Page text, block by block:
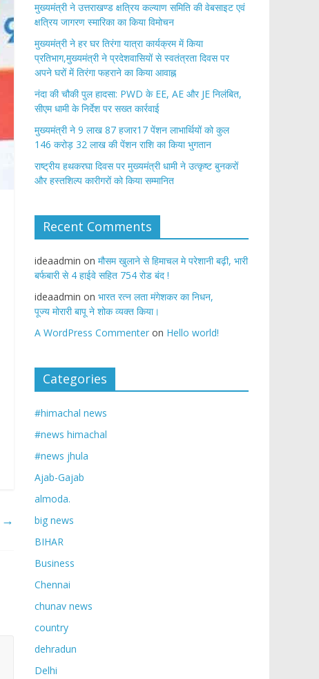
→
मुख्यमंत्री ने उत्तराखण्ड क्षत्रिय कल्याण समिति की वेबसाइट एवं
क्षत्रिय जागरण स्मारिका का किया विमोचन
मुख्यमंत्री ने हर घर तिरंगा यात्रा कार्यक्रम में किया
प्रतिभाग,मुख्यमंत्री ने प्रदेशवासियों से स्वतंत्रता दिवस पर
अपने घरों में तिरंगा फहराने का किया आवाह्न
नंदा की चौकी पुल हादसा: PWD के EE, AE और JE निलंबित,
सीएम धामी के निर्देश पर सख्त कार्रवाई
मुख्यमंत्री ने 9 लाख 87 हजार17 पेंशन लाभार्थियों को कुल
146 करोड़ 32 लाख की पेंशन राशि का किया भुगतान
राष्ट्रीय हथकरघा दिवस पर मुख्यमंत्री धामी ने उत्कृष्ट बुनकरों
और हस्तशिल्प कारीगरों को किया सम्मानित
Recent Comments
ideaadmin on मौसम खुलाने से हिमाचल मे परेशानी बढ़ी, भारी
बर्फबारी से 4 हाईवे सहित 754 रोड बंद !
ideaadmin on भारत रत्न लता मंगेशकर का निधन,
पूज्य मोरारी बापू ने शोक व्यक्त किया।
A WordPress Commenter on Hello world!
Categories
#himachal news
#news himachal
#news jhula
Ajab-Gajab
almoda.
big news
BIHAR
Business
Chennai
chunav news
country
dehradun
Delhi